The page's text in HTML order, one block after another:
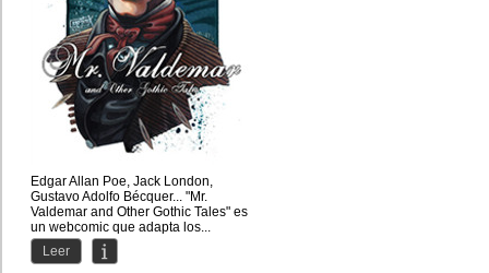
Edgar Allan Poe, Jack London,
Gustavo Adolfo Bécquer... "Mr.
Valdemar and Other Gothic Tales" es
un webcomic que adapta los...
Leer